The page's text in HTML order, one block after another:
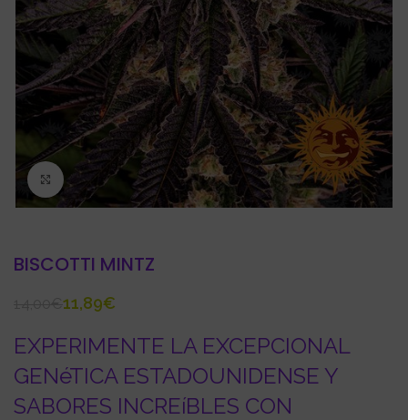
Click to enlarge
BISCOTTI MINTZ
11,89€
EXPERIMENTE LA EXCEPCIONAL
GENéTICA ESTADOUNIDENSE Y
SABORES INCREíBLES CON